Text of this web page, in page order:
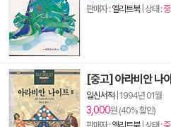
판매자 :엘리트북| 상태 :중
[중고] 아라비안 나
일신서적 1994년 01월
3,000원 (40% 할인)